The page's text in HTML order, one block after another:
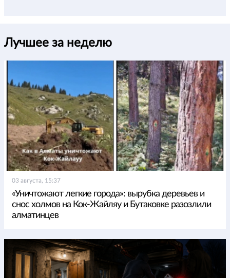
Лучшее за неделю
03 августа, 15:37
«Уничтожают легкие города»: вырубка деревьев и
снос холмов на Кок-Жайляу и Бутаковке разозлили
алматинцев